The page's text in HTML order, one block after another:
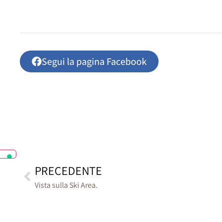
Segui la pagina Facebook
PRECEDENTE
Vista sulla Ski Area.